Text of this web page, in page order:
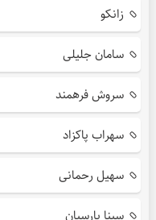
زانکو
سامان جلیلی
سروش فرهمند
سهراب پاکزاد
سهیل رحمانی
سینا پارسیان